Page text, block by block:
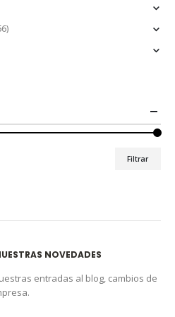
Filtrar
NOVEDADES
entradas al blog, cambios de